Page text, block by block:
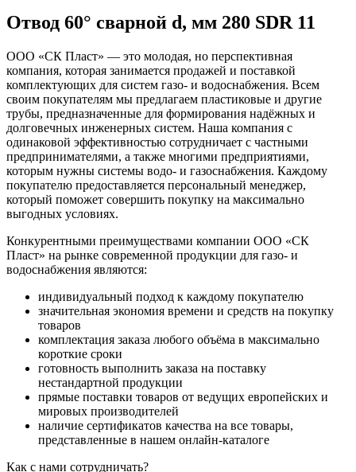
Отвод 60° сварной d, мм 280 SDR 11
ООО «СК Пласт» — это молодая, но перспективная
компания, которая занимается продажей и поставкой
комплектующих для систем газо- и водоснабжения. Всем
своим покупателям мы предлагаем пластиковые и другие
трубы, предназначенные для формирования надёжных и
долговечных инженерных систем. Наша компания с
одинаковой эффективностью сотрудничает с частными
предпринимателями, а также многими предприятиями,
которым нужны системы водо- и газоснабжения. Каждому
покупателю предоставляется персональный менеджер,
который поможет совершить покупку на максимально
выгодных условиях.
Конкурентными преимуществами компании ООО «СК
Пласт» на рынке современной продукции для газо- и
водоснабжения являются:
индивидуальный подход к каждому покупателю
значительная экономия времени и средств на покупку
товаров
комплектация заказа любого объёма в максимально
короткие сроки
готовность выполнить заказа на поставку
нестандартной продукции
прямые поставки товаров от ведущих европейских и
мировых производителей
наличие сертификатов качества на все товары,
представленные в нашем онлайн-каталоге
Как с нами сотрудничать?